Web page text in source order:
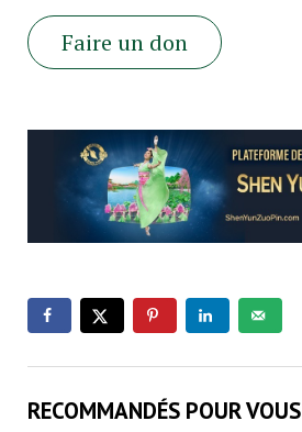
Faire un don
RECOMMANDÉS POUR VOUS